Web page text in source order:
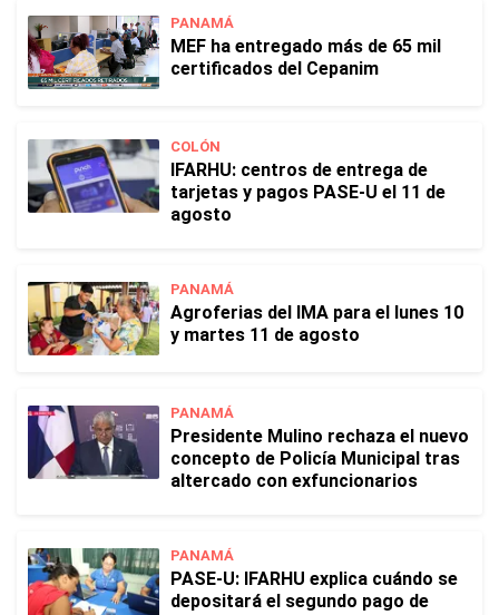
PANAMÁ
MEF ha entregado más de 65 mil
certificados del Cepanim
COLÓN
IFARHU: centros de entrega de
tarjetas y pagos PASE-U el 11 de
agosto
PANAMÁ
Agroferias del IMA para el lunes 10
y martes 11 de agosto
PANAMÁ
Presidente Mulino rechaza el nuevo
concepto de Policía Municipal tras
altercado con exfuncionarios
PANAMÁ
PASE-U: IFARHU explica cuándo se
depositará el segundo pago de